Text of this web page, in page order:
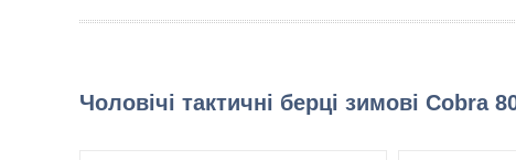
Чоловічі тактичні берці зимові Cobra